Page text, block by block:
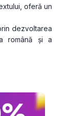
oferă un
dezvoltarea
română și a